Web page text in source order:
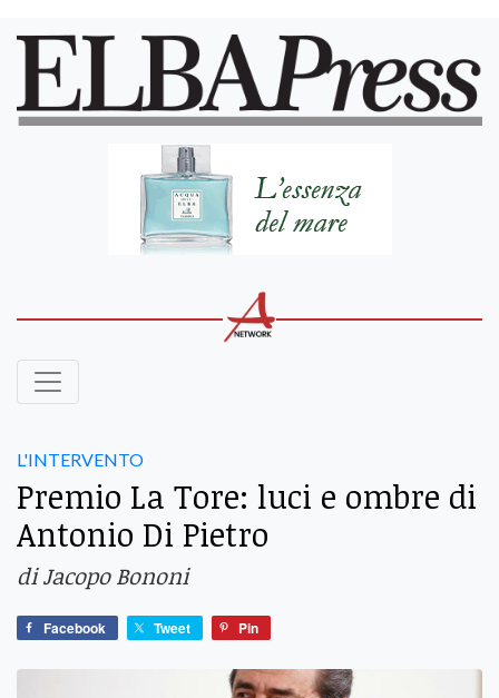
L'INTERVENTO
Premio La Tore: luci e ombre di
Antonio Di Pietro
di Jacopo Bononi
Facebook Tweet Pin